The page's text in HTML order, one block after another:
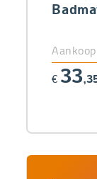
€ 33